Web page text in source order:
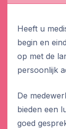
Heeft u
begin en
op met de
persoonlijk
De
bieden een
goed